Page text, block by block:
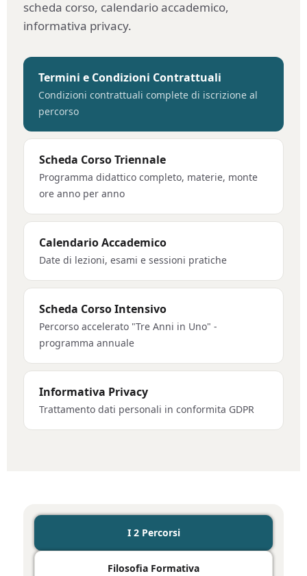
scheda corso, calendario accademico,
informativa privacy.
Termini e Condizioni Contrattuali
Condizioni contrattuali complete di iscrizione al
percorso
Scheda Corso Triennale
Programma didattico completo, materie, monte
ore anno per anno
Calendario Accademico
Date di lezioni, esami e sessioni pratiche
Scheda Corso Intensivo
Percorso accelerato "Tre Anni in Uno" -
programma annuale
Informativa Privacy
Trattamento dati personali in conformita GDPR
I 2 Percorsi
Filosofia Formativa